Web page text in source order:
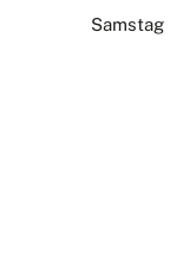
Samstag